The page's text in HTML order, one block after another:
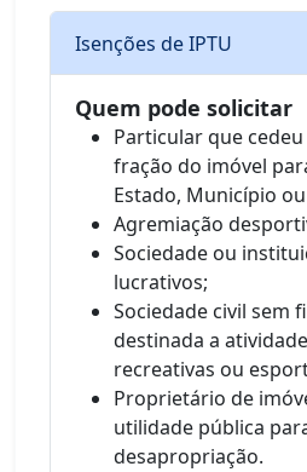
Isenções de IPTU
Quem pode solicitar
Particular que
fração do imóvel
Estado, Município
Agremiação
Sociedade ou
lucrativos;
Sociedade civil sem
destinada a
recreativas ou
Proprietário de
utilidade pública
desapropriação.